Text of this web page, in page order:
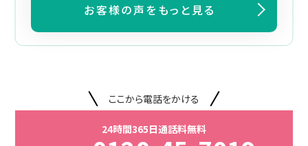
お客様の声をもっと見る
ここから電話をかける
24時間365日通話料無料